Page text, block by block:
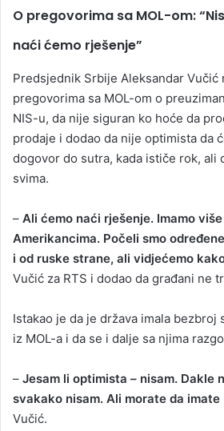
O pregovorima sa MOL-om:
naći ćemo rješenje”
Predsjednik Srbije Aleksandar Vučić
pregovorima sa MOL-om o
NIS-u, da nije siguran ko hoće da
prodaje i dodao da nije optimista da
dogovor do sutra, kada ističe rok, ali
svima.
– Ali ćemo naći rješenje. Imamo
Amerikancima. Počeli smo
i od ruske strane, ali vidjećemo
Vučić za RTS i dodao da građani ne
Istakao je da je država imala bezbroj
iz MOL-a i da se i dalje sa njima
– Јesam li optimista – nisam. Dakle
svakako nisam. Ali morate da imate
Vučić.